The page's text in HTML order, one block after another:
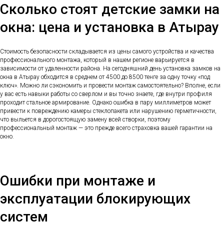
Сколько стоят детские замки на
окна: цена и установка в Атырау
Стоимость безопасности складывается из цены самого устройства и качества
профессионального монтажа, который в нашем регионе варьируется в
зависимости от удаленности района. На сегодняшний день установка замков на
окна в Атырау обходится в среднем от 4500 до 8500 тенге за одну точку «под
ключ». Можно ли сэкономить и провести монтаж самостоятельно? Вполне, если
у вас есть навыки работы со сверлом и вы точно знаете, где внутри профиля
проходит стальное армирование. Однако ошибка в пару миллиметров может
привести к повреждению камеры стеклопакета или нарушению герметичности,
что выльется в дорогостоящую замену всей створки, поэтому
профессиональный монтаж — это прежде всего страховка вашей гарантии на
окно.
Ошибки при монтаже и
эксплуатации блокирующих
систем